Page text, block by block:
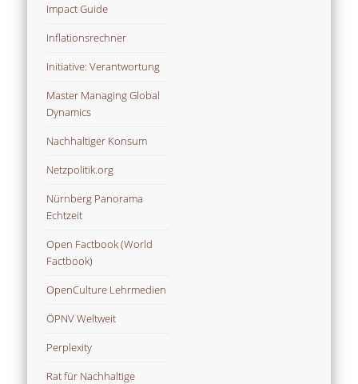
Impact Guide
Inflationsrechner
Initiative: Verantwortung
Master Managing Global
Dynamics
Nachhaltiger Konsum
Netzpolitik.org
Nürnberg Panorama
Echtzeit
Open Factbook (World
Factbook)
OpenCulture Lehrmedien
ÖPNV Weltweit
Perplexity
Rat für Nachhaltige